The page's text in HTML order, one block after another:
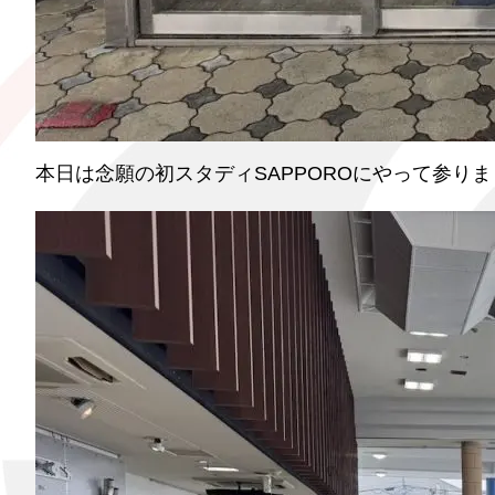
本日は念願の初スタディSAPPOROにやって参り